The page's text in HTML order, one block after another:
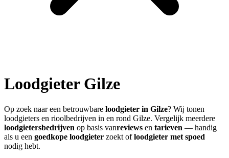
Loodgieter Gilze
Op zoek naar een betrouwbare loodgieter in Gilze? Wij tonen
loodgieters en rioolbedrijven in en rond Gilze. Vergelijk meerdere
loodgietersbedrijven op basis vanreviews en tarieven — handig
als u een goedkope loodgieter zoekt ofloodgieter met spoed
nodig hebt.